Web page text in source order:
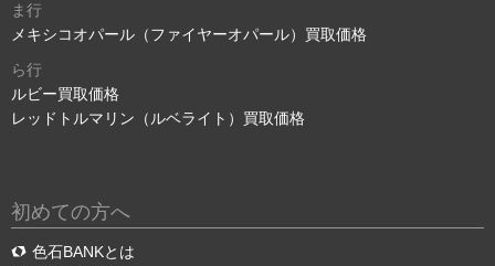
ま行
メキシコオパール（ファイヤーオパール）買取価格
ら行
ルビー買取価格
レッドトルマリン（ルベライト）買取価格
初めての方へ
色石BANKとは